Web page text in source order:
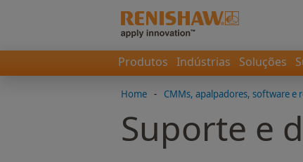
Produtos Indústrias Soluções
Home - CMMs, apalpadores, software e
Suporte e